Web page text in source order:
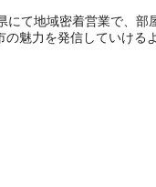
て地域密着営業で、
魅力を発信していける